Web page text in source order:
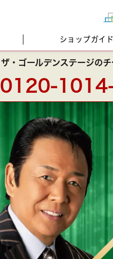
ショップガイド
ザ・ゴールデンステージの
0120-